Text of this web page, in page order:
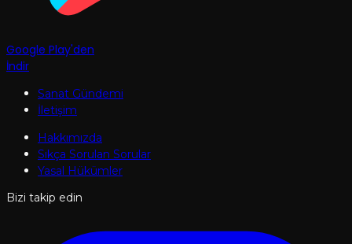
Google Play'den
İndir
Sanat Gündemi
İletişim
Hakkımızda
Sıkça Sorulan Sorular
Yasal Hükümler
Bizi takip edin